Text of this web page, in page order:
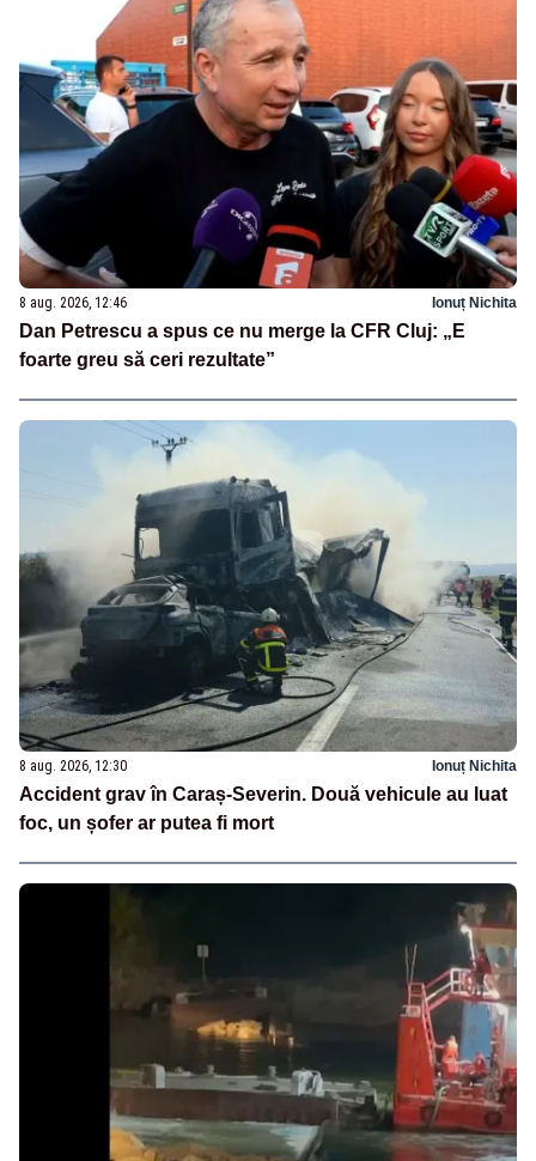
8 aug. 2026, 12:46 Ionuț Nichita
Dan Petrescu a spus ce nu merge la CFR Cluj: „E
foarte greu să ceri rezultate”
8 aug. 2026, 12:30 Ionuț Nichita
Accident grav în Caraș-Severin. Două vehicule au luat
foc, un șofer ar putea fi mort